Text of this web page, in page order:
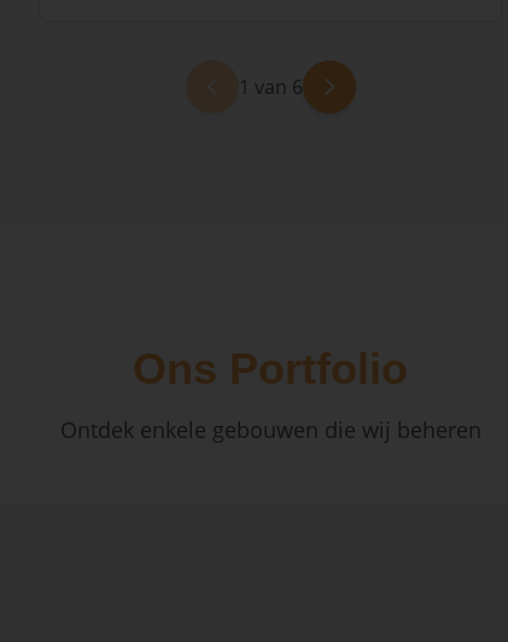
1 van 6
Ons Portfolio
Ontdek enkele gebouwen die wij beheren